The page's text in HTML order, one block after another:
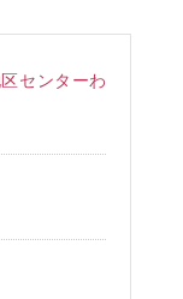
センターわ